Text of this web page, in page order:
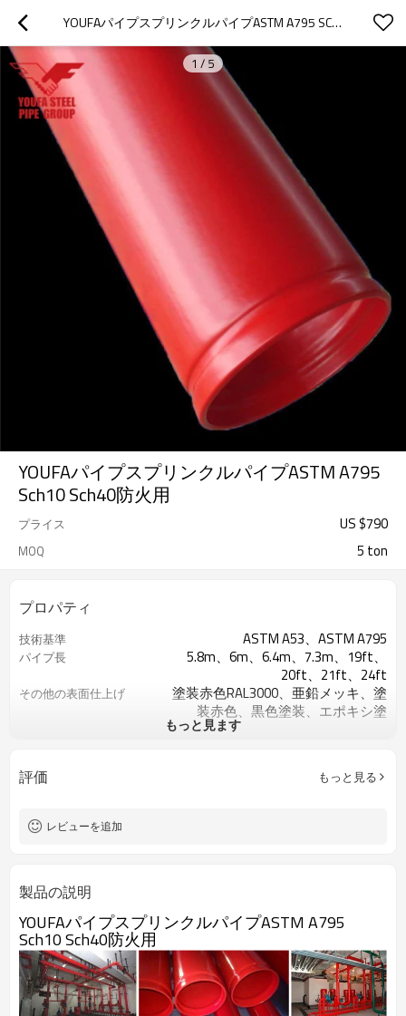
YOUFAパイプスプリンクルパイプASTM A795 SCH10 SCH40防火用
1 / 5
YOUFAパイプスプリンクルパイプASTM A795
Sch10 Sch40防火用
プライス US $790
MOQ 5 ton
プロパティ
技術基準 ASTM A53、ASTM A795
パイプ長
5.8m、6m、6.4m、7.3m、19ft、
20ft、21ft、24ft
その他の表面仕上げ
塗装赤色RAL3000、亜鉛メッキ、塗
装赤色、黒色塗装、エポキシ塗
装、防錆油塗り、または表面処理
仕上げ面について
指定することができます
壁の厚さ
もっと見ます
評価 もっと見る
レビューを追加
製品の説明
YOUFAパイプスプリンクルパイプASTM A795
Sch10 Sch40防火用